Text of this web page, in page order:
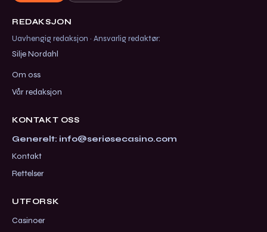
REDAKSJON
Uavhengig redaksjon · Ansvarlig redaktør:
Silje Nordahl
Om oss
Vår redaksjon
KONTAKT OSS
Generelt: info@seriøsecasino.com
Kontakt
Rettelser
UTFORSK
Casinoer